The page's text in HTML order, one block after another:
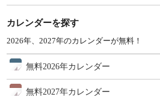
カレンダーを探す
2026年、2027年のカレンダーが無料！
無料2026年カレンダー
無料2027年カレンダー